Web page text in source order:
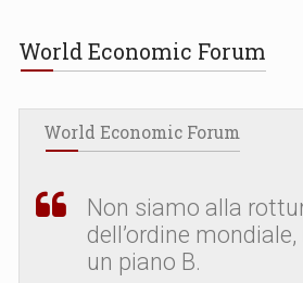
World Economic Forum
World Economic Forum
Non siamo alla
dell’ordine
un piano B.